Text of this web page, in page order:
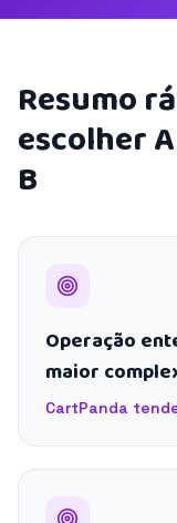
Resumo
escolher
B
Operação
maior
CartPanda